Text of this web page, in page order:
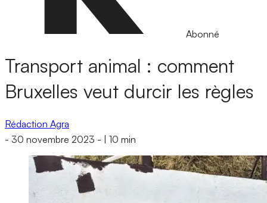
Abonné
Transport animal : comment
Bruxelles veut durcir les règles
Rédaction Agra
- 30 novembre 2023 - 10 min